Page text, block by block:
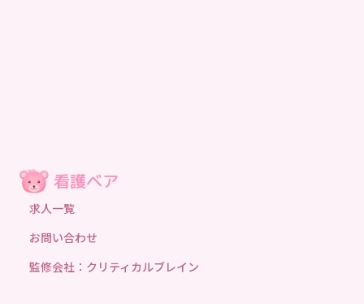
求人一覧
お問い合わせ
監修会社：クリティカルブレイン